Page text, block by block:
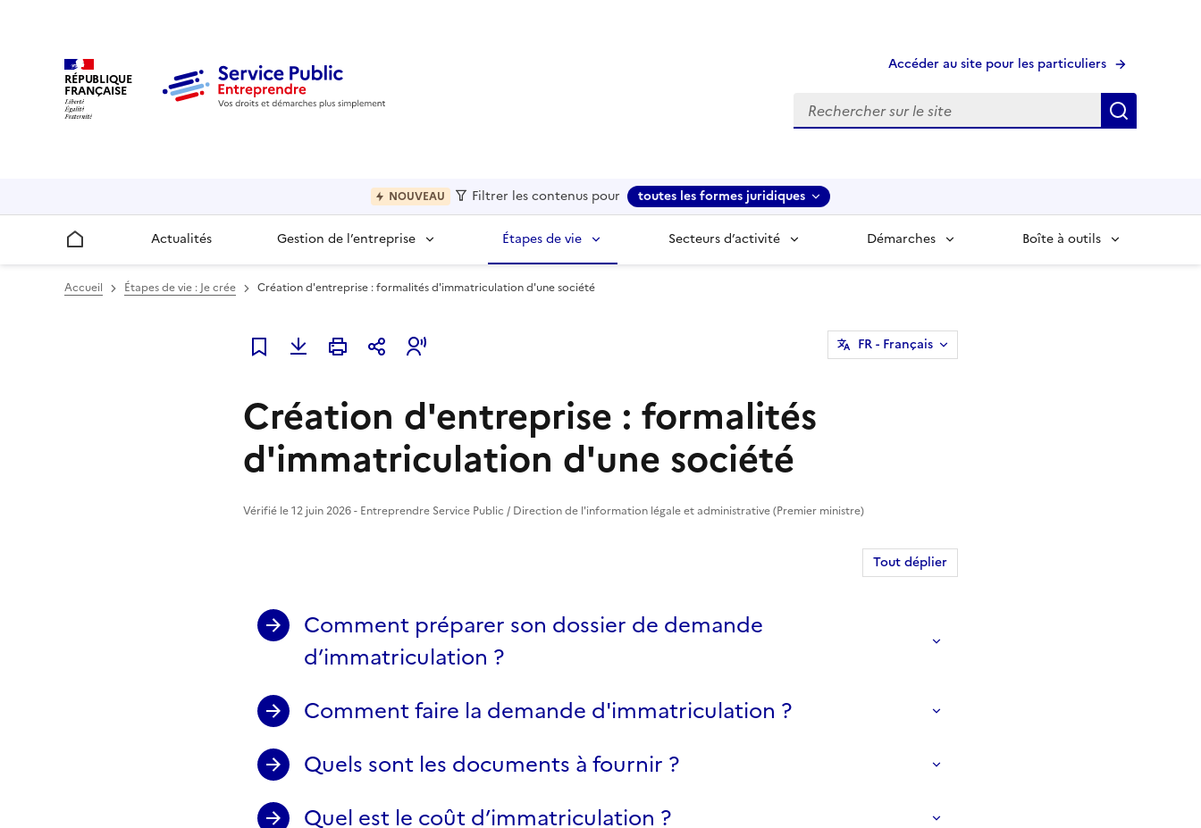
RÉPUBLIQUE
FRANÇAISE
Accéder au site pour les particuliers
Recherche
NOUVEAU Filtrer les contenus pour toutes les formes juridiques
Accueil Actualités Gestion de l’entreprise Étapes de vie Secteurs d’activité Démarches Boîte à outils
Accueil Étapes de vie : Je crée Création d'entreprise : formalités d'immatriculation d'une société
Ajouter à mes favoris
FR- Français
Création d'entreprise : formalités
d'immatriculation d'une société
Vérifié le 12 juin 2026 - Entreprendre Service Public / Direction de l'information légale et administrative (Premier ministre)
Tout déplier
Comment préparer son dossier de demande
d’immatriculation ?
Comment faire la demande d'immatriculation ?
Quels sont les documents à fournir ?
Quel est le coût d’immatriculation ?